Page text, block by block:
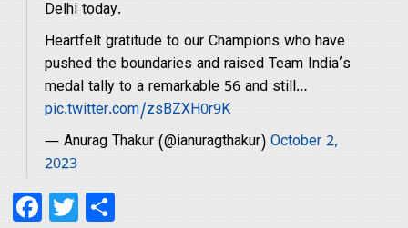
Advertise
With
Contact
Delhi today.
Heartfelt gratitude to our Champions who have
pushed the boundaries and raised Team India’s
medal tally to a remarkable 56 and still…
pic.twitter.com/zsBZXH0r9K
— Anurag Thakur (@ianuragthakur)October 2,
2023
Facebook
Twitter